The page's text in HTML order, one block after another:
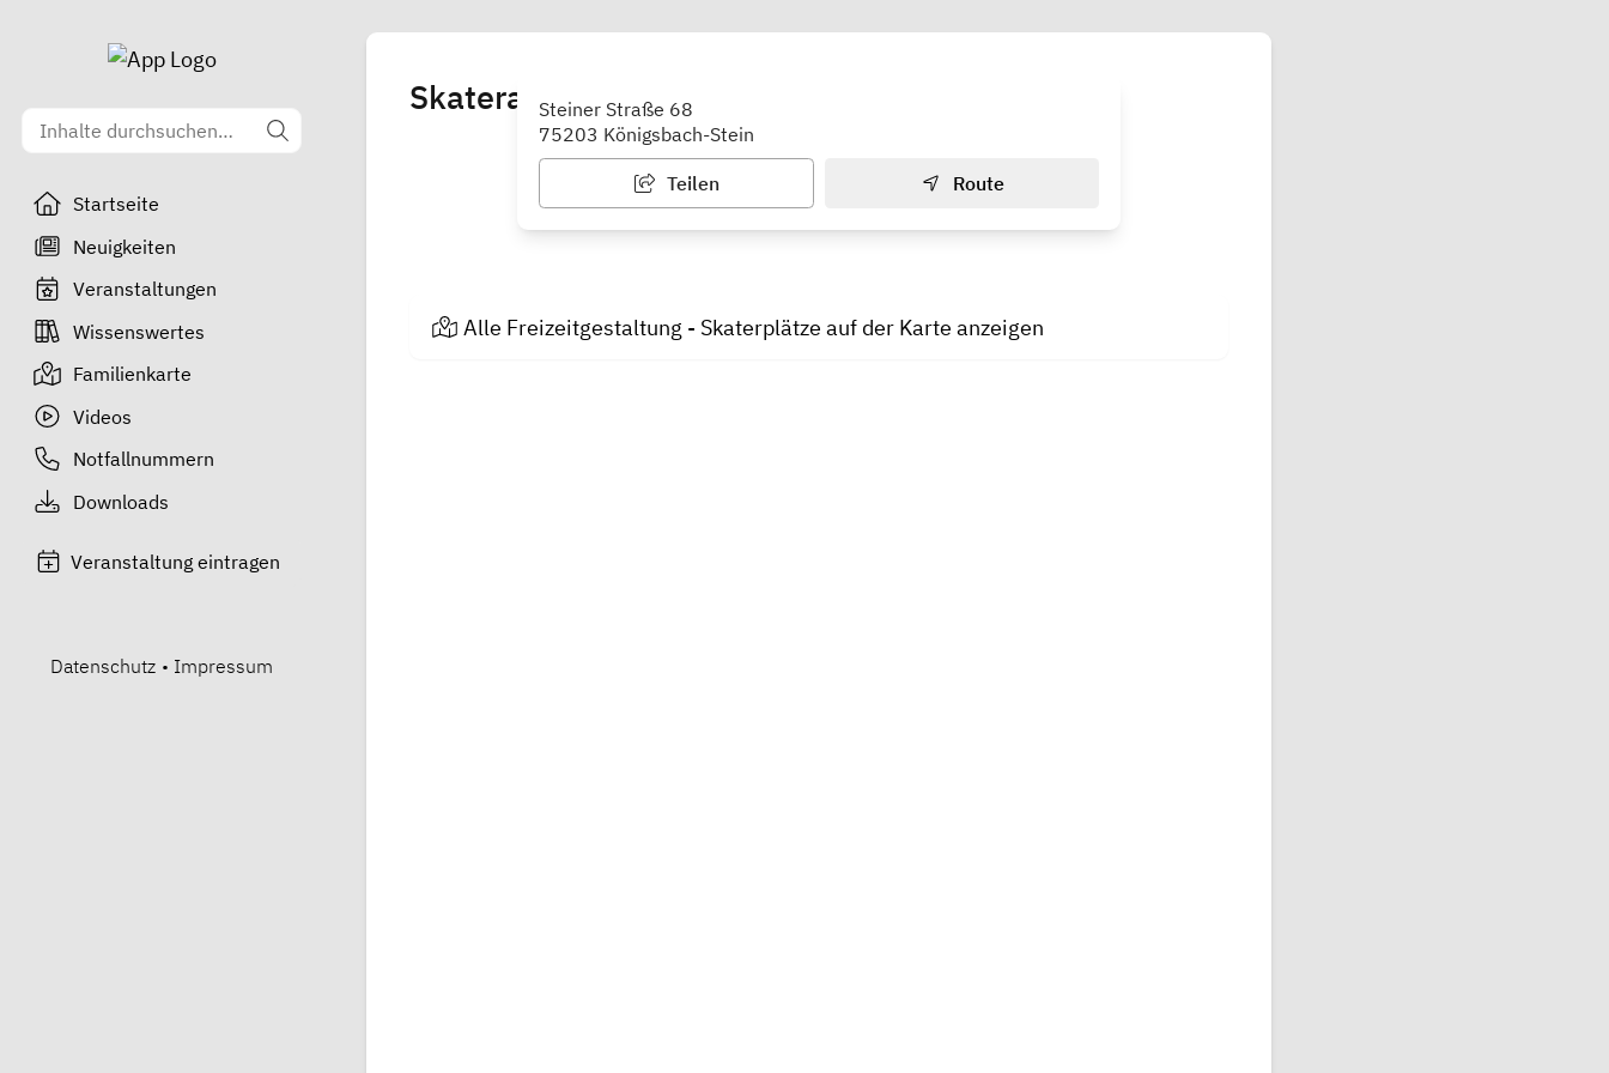
Startseite
Neuigkeiten
Veranstaltungen
Wissenswertes
Familienkarte
Videos
Notfallnummern
Downloads
Veranstaltung eintragen
Datenschutz • Impressum
SkateranlageSteiner Straße 68
75203 Königsbach-Stein
Teilen Route
Alle Freizeitgestaltung - Skaterplätze auf der Karte anzeigen